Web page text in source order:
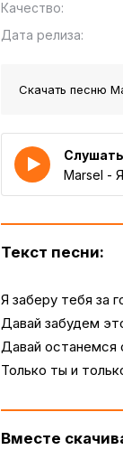
Качество:
Дата релиза:
Скачать песню
Слушать
Текст песни:
Я заберу тебя за
Давай забудем
Давай останемся
Только ты и
Вместе